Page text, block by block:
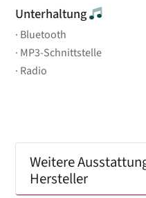
Unterhaltung
Bluetooth
MP3-Schnittstelle
Radio
Weitere
Hersteller